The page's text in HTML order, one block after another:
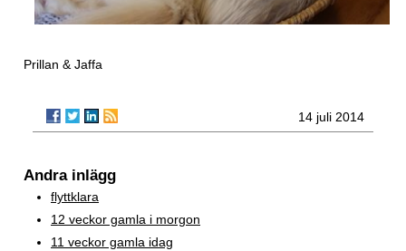
Prillan & Jaffa
14 juli 2014
Andra inlägg
flyttklara
12 veckor gamla i morgon
11 veckor gamla idag